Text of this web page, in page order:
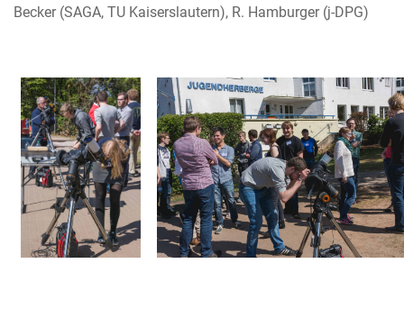
Becker (SAGA, TU Kaiserslautern), R. Hamburger (j-DPG)